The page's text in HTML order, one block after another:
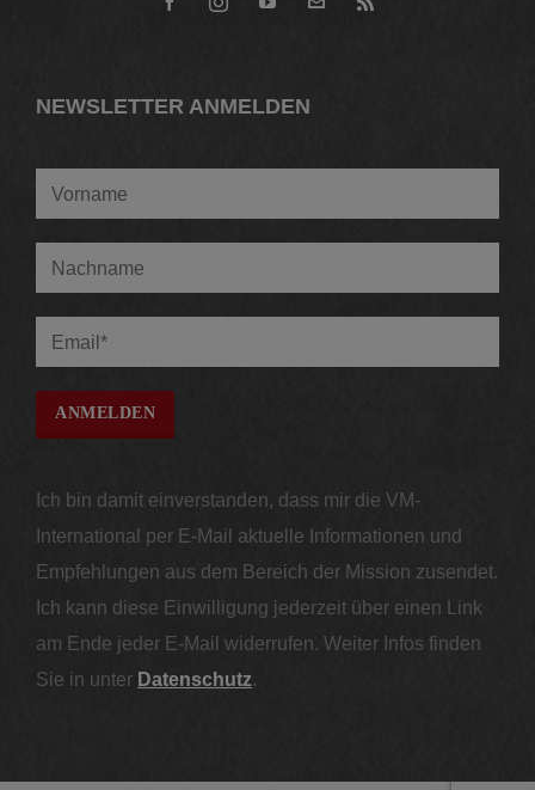
NEWSLETTER ANMELDEN
Ich bin damit einverstanden, dass mir die VM-
International per E-Mail aktuelle Informationen und
Empfehlungen aus dem Bereich der Mission zusendet.
Ich kann diese Einwilligung jederzeit über einen Link
am Ende jeder E-Mail widerrufen. Weiter Infos finden
Sie in unter Datenschutz.